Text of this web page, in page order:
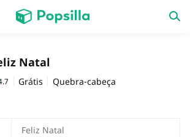
Nouveautés
Natal
Grátis Quebra-cabeça
Feliz Natal